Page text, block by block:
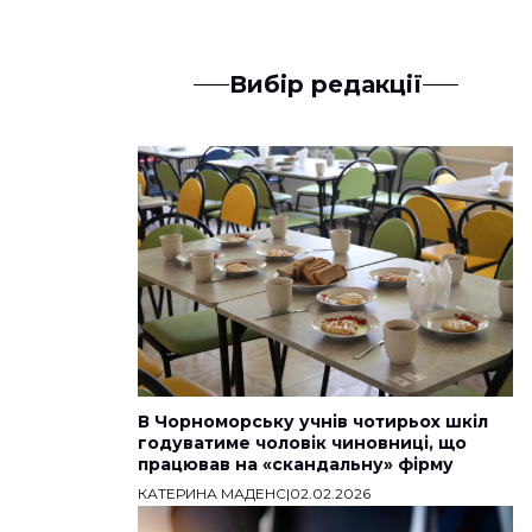
Вибір редакції
В Чорноморську учнів чотирьох шкіл
годуватиме чоловік чиновниці, що
працював на «скандальну» фірму
КАТЕРИНА МАДЕНС|02.02.2026